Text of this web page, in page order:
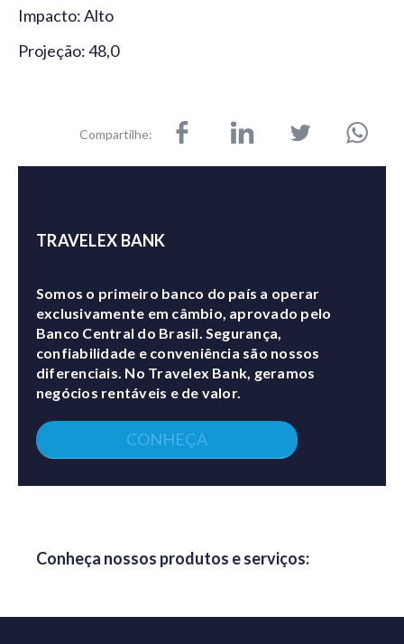
Impacto: Alto
Projeção: 48,0
Compartilhe:
TRAVELEX BANK
Somos o primeiro banco do país a operar
exclusivamente em câmbio, aprovado pelo
Banco Central do Brasil. Segurança,
confiabilidade e conveniência são nossos
diferenciais. No Travelex Bank, geramos
negócios rentáveis e de valor.
CONHEÇA
Conheça nossos produtos e serviços: